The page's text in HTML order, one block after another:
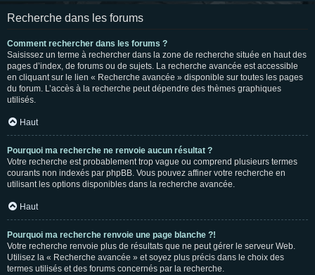
Recherche dans les forums
Comment rechercher dans les forums ?
Saisissez un terme à rechercher dans la zone de recherche située en haut des
pages d’index, de forums ou de sujets. La recherche avancée est accessible
en cliquant sur le lien « Recherche avancée » disponible sur toutes les pages
du forum. L’accès à la recherche peut dépendre des thèmes graphiques
utilisés.
Haut
Pourquoi ma recherche ne renvoie aucun résultat ?
Votre recherche est probablement trop vague ou comprend plusieurs termes
courants non indexés par phpBB. Vous pouvez affiner votre recherche en
utilisant les options disponibles dans la recherche avancée.
Haut
Pourquoi ma recherche renvoie une page blanche ?!
Votre recherche renvoie plus de résultats que ne peut gérer le serveur Web.
Utilisez la « Recherche avancée » et soyez plus précis dans le choix des
termes utilisés et des forums concernés par la recherche.